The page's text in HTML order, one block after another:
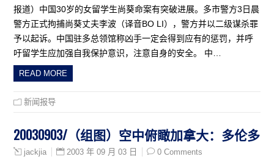
报道）中国30岁的女留学生尚葵命案有突破进展。多市警方3日晨
警方正式拘捕尚葵丈夫李波（译音BO LI），警方并以二级谋杀罪
予以起诉。中国驻多总领馆称凶手一定会得到应有的惩罚，并呼
吁留学生应加强自我保护意识，注意自身的安全。 中…
READ MORE
新闻报导
20030903/（组图）空中俯瞰加拿大：多伦多
jackjia 2003 年 09 月 03 日 0 Comments